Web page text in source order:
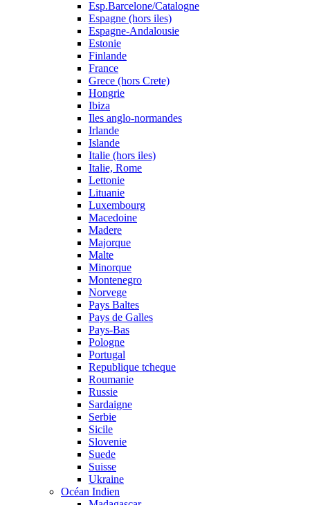
Esp.Barcelone/Catalogne
Espagne (hors iles)
Espagne-Andalousie
Estonie
Finlande
France
Grece (hors Crete)
Hongrie
Ibiza
Iles anglo-normandes
Irlande
Islande
Italie (hors iles)
Italie, Rome
Lettonie
Lituanie
Luxembourg
Macedoine
Madere
Majorque
Malte
Minorque
Montenegro
Norvege
Pays Baltes
Pays de Galles
Pays-Bas
Pologne
Portugal
Republique tcheque
Roumanie
Russie
Sardaigne
Serbie
Sicile
Slovenie
Suede
Suisse
Ukraine
Océan Indien